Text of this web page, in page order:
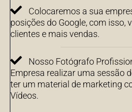
Colocaremos a sua
posições do Google, com isso,
clientes e mais vendas.
Nosso Fotógrafo
Empresa realizar uma sessão
ter um material de marketing
Vídeos.